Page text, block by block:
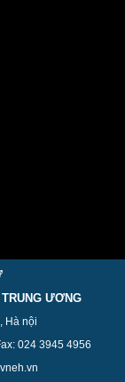
ƯƠNG
Hà nội
024 3945 4956